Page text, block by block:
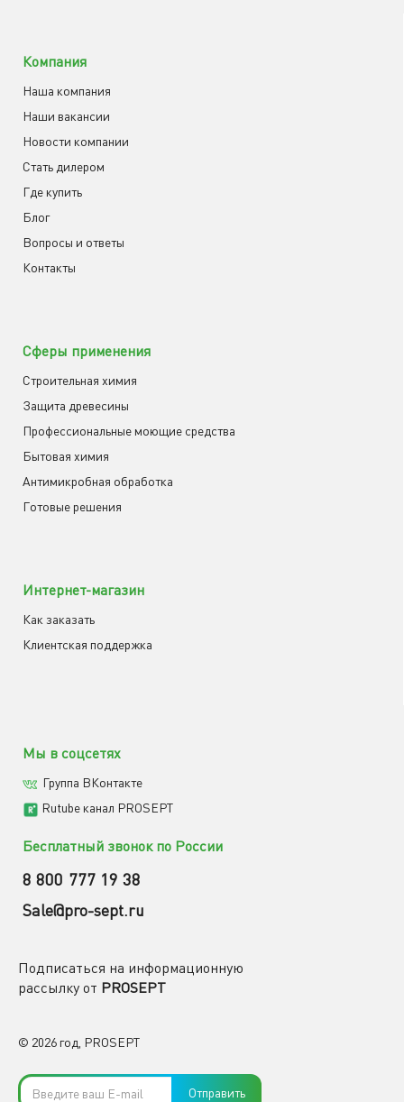
Компания
Наша компания
Наши вакансии
Новости компании
Cтать дилером
Где купить
Блог
Вопросы и ответы
Контакты
Сферы применения
Строительная химия
Защита древесины
Профессиональные моющие средства
Бытовая химия
Антимикробная обработка
Готовые решения
Интернет-магазин
Как заказать
Клиентская поддержка
Мы в соцсетях
Группа ВКонтакте
Rutube канал PROSEPT
Бесплатный звонок по России
8 800 777 19 38
Sale@pro-sept.ru
Подписаться на информационную
рассылку от PROSEPT
© 2026 год, PROSEPT
Отправить